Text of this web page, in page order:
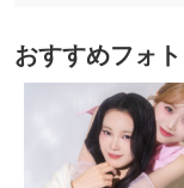
おすすめフォト